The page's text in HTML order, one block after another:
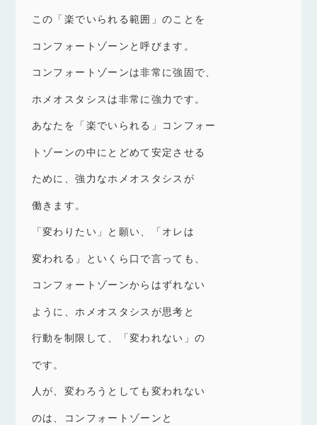
この「楽でいられる範囲」のことを
コンフォートゾーンと呼びます。
コンフォートゾーンは非常に強固で、
ホメオスタシスは非常に強力です。
あなたを「楽でいられる」コンフォー
トゾーンの中にとどめて安定させる
ために、強力なホメオスタシスが
働きます。
「変わりたい」と願い、「オレは
変われる」といくら口で言っても、
コンフォートゾーンからはずれない
ように、ホメオスタシスが思考と
行動を制限して、「変われない」の
です。
人が、変わろうとしても変われない
のは、コンフォートゾーンと